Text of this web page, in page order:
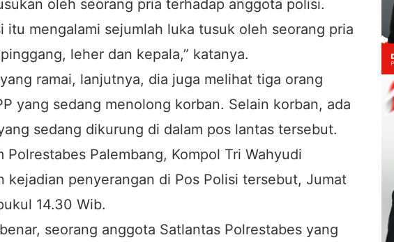
oleh seorang pria terhadap anggota polisi.
itu mengalami sejumlah luka tusuk oleh seorang pria
leher dan kepala,” katanya.
ramai, lanjutnya, dia juga melihat tiga orang
yang sedang menolong korban. Selain korban, ada
sedang dikurung di dalam pos lantas tersebut.
Polrestabes Palembang, Kompol Tri Wahyudi
kejadian penyerangan di Pos Polisi tersebut, Jumat
14.30 Wib.
seorang anggota Satlantas Polrestabes yang